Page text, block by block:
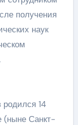
получения
наук
14
(ныне Санкт-